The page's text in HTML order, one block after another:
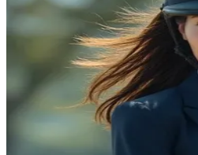
Starbooks
Stick-O
Stokke
Sudocrem
Sumimo
Sunnylife